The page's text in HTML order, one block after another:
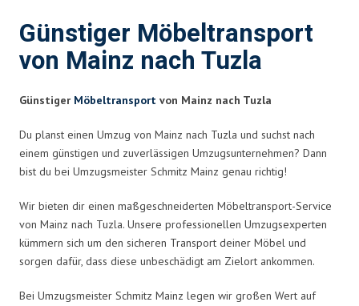
Günstiger Möbeltransport
von Mainz nach Tuzla
Günstiger Möbeltransport von Mainz nach Tuzla
Du planst einen Umzug von Mainz nach Tuzla und suchst nach
einem günstigen und zuverlässigen Umzugsunternehmen? Dann
bist du bei Umzugsmeister Schmitz Mainz genau richtig!
Wir bieten dir einen maßgeschneiderten Möbeltransport-Service
von Mainz nach Tuzla. Unsere professionellen Umzugsexperten
kümmern sich um den sicheren Transport deiner Möbel und
sorgen dafür, dass diese unbeschädigt am Zielort ankommen.
Bei Umzugsmeister Schmitz Mainz legen wir großen Wert auf